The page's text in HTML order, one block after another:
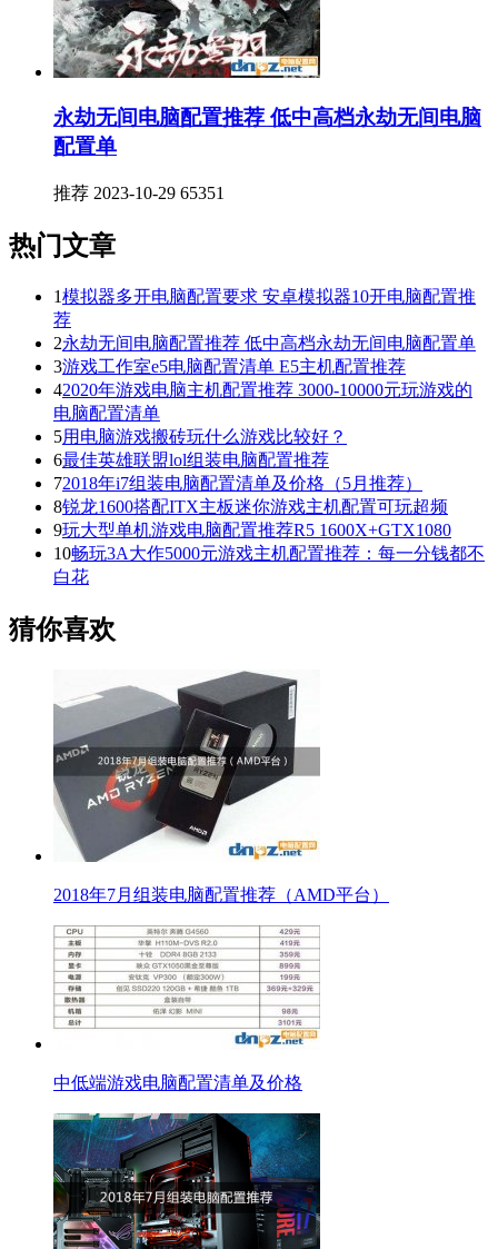
永劫无间电脑配置推荐 低中高档永劫无间电脑
配置单
推荐 2023-10-29 65351
热门文章
1模拟器多开电脑配置要求 安卓模拟器10开电脑配置推
荐
2永劫无间电脑配置推荐 低中高档永劫无间电脑配置单
3游戏工作室e5电脑配置清单 E5主机配置推荐
42020年游戏电脑主机配置推荐 3000-10000元玩游戏的
电脑配置清单
5用电脑游戏搬砖玩什么游戏比较好？
6最佳英雄联盟lol组装电脑配置推荐
72018年i7组装电脑配置清单及价格（5月推荐）
8锐龙1600搭配ITX主板迷你游戏主机配置可玩超频
9玩大型单机游戏电脑配置推荐R5 1600X+GTX1080
10畅玩3A大作5000元游戏主机配置推荐：每一分钱都不
白花
猜你喜欢
2018年7月组装电脑配置推荐（AMD平台）
中低端游戏电脑配置清单及价格